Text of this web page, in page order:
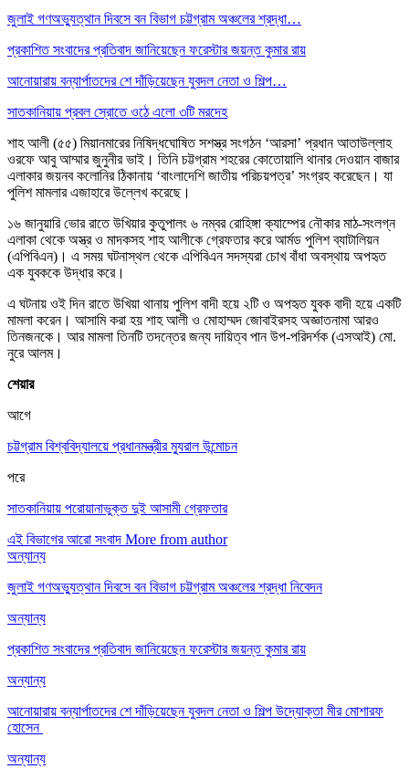
জুলাই গণঅভ্যুত্থান দিবসে বন বিভাগ চট্টগ্রাম অঞ্চলের শ্রদ্ধা…
প্রকাশিত সংবাদের প্রতিবাদ জানিয়েছেন ফরেস্টার জয়ন্ত কুমার রায়
আনোয়ারায় বন্যার্পাতদের শে দাঁড়িয়েছেন যুবদল নেতা ও শিল্প…
সাতকানিয়ায় প্রবল স্রোতে ওঠে এলো ৩টি মরদেহ
শাহ আলী (৫৫) মিয়ানমারের নিষিদ্ধঘোষিত সশস্ত্র সংগঠন ‘আরসা’ প্রধান আতাউল্লাহ
ওরফে আবু আম্মার জুনুনীর ভাই। তিনি চট্টগ্রাম শহরের কোতোয়ালি থানার দেওয়ান বাজার
এলাকার জয়নব কলোনির ঠিকানায় ‘বাংলাদেশি জাতীয় পরিচয়পত্র’ সংগ্রহ করেছেন। যা
পুলিশ মামলার এজাহারে উল্লেখ করেছে।
১৬ জানুয়ারি ভোর রাতে উখিয়ার কুতুপালং ৬ নম্বর রোহিঙ্গা ক্যাম্পের নৌকার মাঠ-সংলগ্ন
এলাকা থেকে অস্ত্র ও মাদকসহ শাহ আলীকে গ্রেফতার করে আর্মড পুলিশ ব্যাটালিয়ন
(এপিবিএন)। এ সময় ঘটনাস্থল থেকে এপিবিএন সদস্যরা চোখ বাঁধা অবস্থায় অপহৃত
এক যুবককে উদ্ধার করে।
এ ঘটনায় ওই দিন রাতে উখিয়া থানায় পুলিশ বাদী হয়ে ২টি ও অপহৃত যুবক বাদী হয়ে একটি
মামলা করেন। আসামি করা হয় শাহ আলী ও মোহাম্মদ জোবাইরসহ অজ্ঞাতনামা আরও
তিনজনকে। আর মামলা তিনটি তদন্তের জন্য দায়িত্ব পান উপ-পরিদর্শক (এসআই) মো.
নুরে আলম।
শেয়ার
আগে
চট্টগ্রাম বিশ্ববিদ্যালয়ে প্রধানমন্ত্রীর ম্যুরাল উন্মোচন
পরে
সাতকানিয়ায় পরোয়ানাভুক্ত দুই আসামী গ্রেফতার
এই বিভাগের আরো সংবাদ More from author
অন্যান্য
জুলাই গণঅভ্যুত্থান দিবসে বন বিভাগ চট্টগ্রাম অঞ্চলের শ্রদ্ধা নিবেদন
অন্যান্য
প্রকাশিত সংবাদের প্রতিবাদ জানিয়েছেন ফরেস্টার জয়ন্ত কুমার রায়
অন্যান্য
আনোয়ারায় বন্যার্পাতদের শে দাঁড়িয়েছেন যুবদল নেতা ও শিল্প উদ্যোক্তা মীর মোশারফ
হোসেন ‎
অন্যান্য